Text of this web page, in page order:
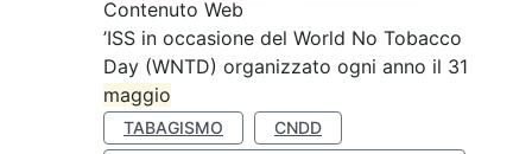
Contenuto Web
’ISS in occasione del World No Tobacco
Day (WNTD) organizzato ogni anno il 31
maggio
TABAGISMO
CNDD